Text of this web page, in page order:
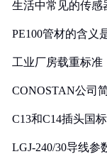
生活中常见的传感
PE100管材的含义
工业厂房载重标
CONOSTAN公司
C13和C14插头国
LGJ-240/30导线参